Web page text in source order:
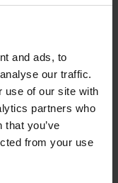
and ads, to
our traffic.
use of our site with
partners who
you’ve
from your use